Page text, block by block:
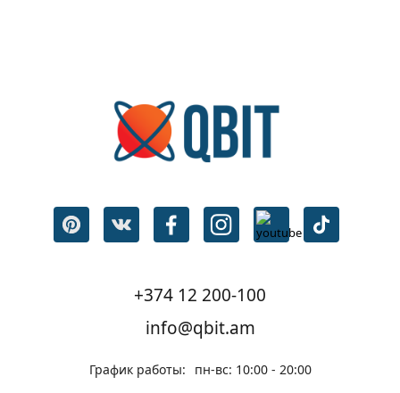
+374 12 200-100
info@qbit.am
График работы: пн-вс: 10:00 - 20:00